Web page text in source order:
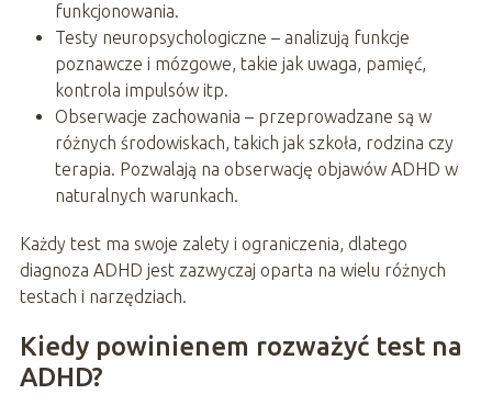
funkcjonowania.
Testy neuropsychologiczne – analizują funkcje
poznawcze i mózgowe, takie jak uwaga, pamięć,
kontrola impulsów itp.
Obserwacje zachowania – przeprowadzane są w
różnych środowiskach, takich jak szkoła, rodzina czy
terapia. Pozwalają na obserwację objawów ADHD w
naturalnych warunkach.
Każdy test ma swoje zalety i ograniczenia, dlatego
diagnoza ADHD jest zazwyczaj oparta na wielu różnych
testach i narzędziach.
Kiedy powinienem rozważyć test na
ADHD?